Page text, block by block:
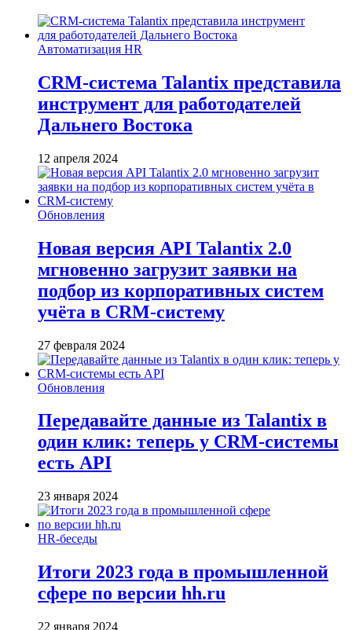
Автоматизация HR
CRM-система Talantix представила
инструмент для работодателей
Дальнего Востока
12 апреля 2024
Обновления
Новая версия API Talantix 2.0
мгновенно загрузит заявки на
подбор из корпоративных систем
учёта в CRM-систему
27 февраля 2024
Обновления
Передавайте данные из Talantix в
один клик: теперь у CRM-системы
есть API
23 января 2024
HR-беседы
Итоги 2023 года в промышленной
сфере по версии hh.ru
22 января 2024